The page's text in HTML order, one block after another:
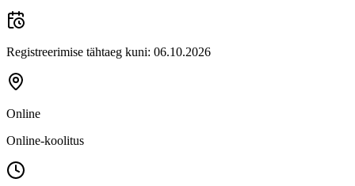
Registreerimise tähtaeg kuni: 06.10.2026
Online
Online-koolitus